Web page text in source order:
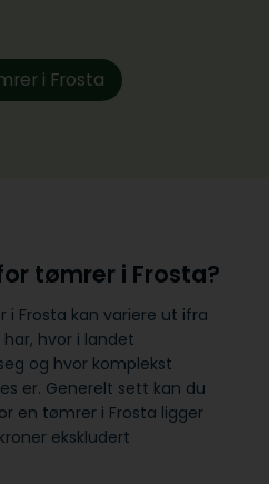
i Frosta
tømrer i Frosta?
i Frosta kan variere ut ifra
hvor i landet
og hvor komplekst
er. Generelt sett kan du
en tømrer i Frosta ligger
ekskludert